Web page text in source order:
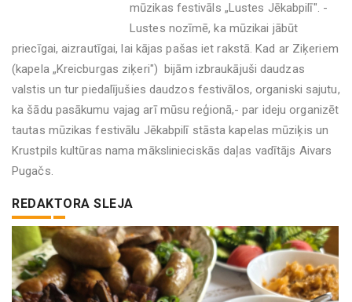
mūzikas festivāls „Lustes Jēkabpilī". -
Lustes nozīmē, ka mūzikai jābūt
priecīgai, aizrautīgai, lai kājas pašas iet rakstā. Kad ar Ziķeriem
(kapela „Kreicburgas ziķeri") bijām izbraukājuši daudzas
valstis un tur piedalījušies daudzos festivālos, organiski sajutu,
ka šādu pasākumu vajag arī mūsu reģionā,- par ideju organizēt
tautas mūzikas festivālu Jēkabpilī stāsta kapelas mūziķis un
Krustpils kultūras nama mākslinieciskās daļas vadītājs Aivars
Pugačs.
REDAKTORA SLEJA